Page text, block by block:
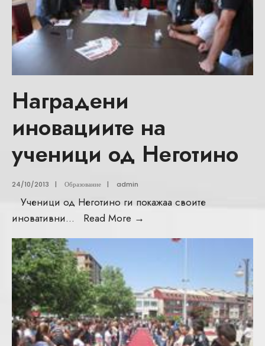
Наградени
иновациите на
ученици од Неготино
24/10/2013 | Образование | admin
Ученици од Неготино ги покажаа своите
иновативни... Read More →